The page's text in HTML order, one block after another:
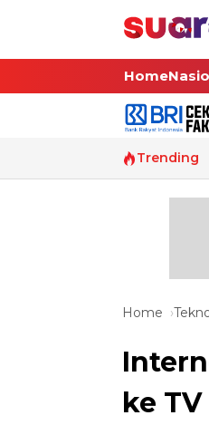
Home
Trending
Home
ke